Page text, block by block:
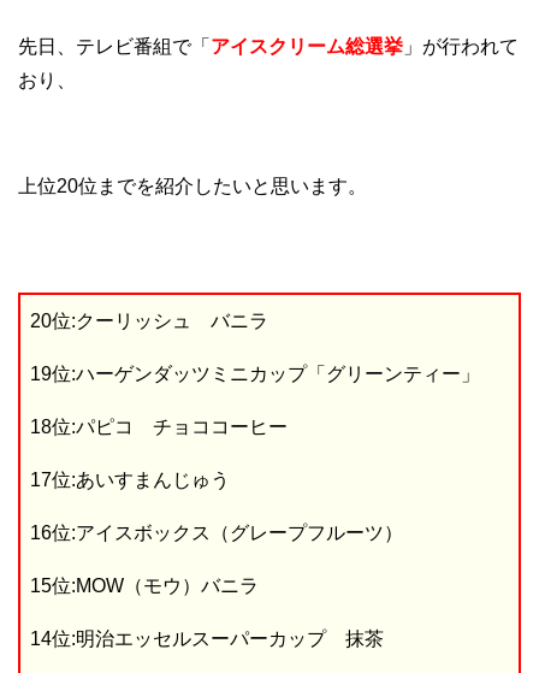
先日、テレビ番組で「 アイスクリーム総選挙 」が行われて
おり、
上位20位までを紹介したいと思います。
20位:クーリッシュ バニラ
19位:ハーゲンダッツミニカップ「グリーンティー」
18位:パピコ チョココーヒー
17位:あいすまんじゅう
16位:アイスボックス（グレープフルーツ）
15位:MOW（モウ）バニラ
14位:明治エッセルスーパーカップ 抹茶